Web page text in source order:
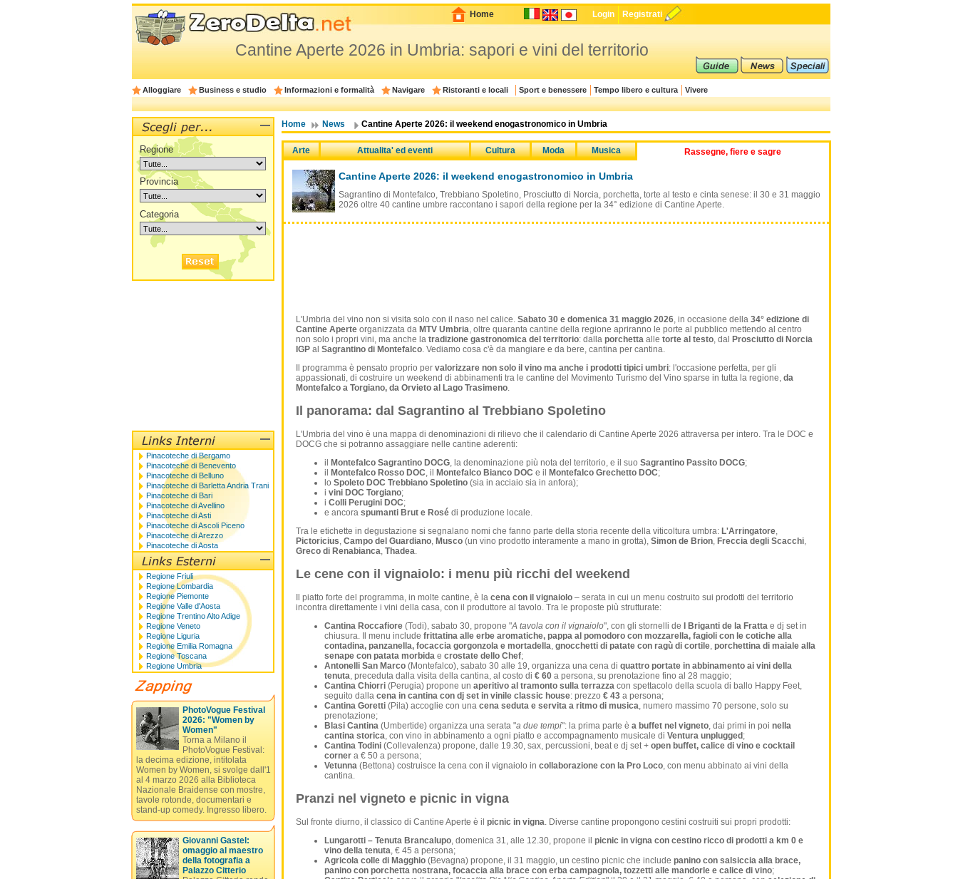
Home Login Registrati
Cantine Aperte 2026 in Umbria: sapori e vini del territorio
Alloggiare Business e studio Informazioni e formalità Navigare Ristoranti e locali Sport e benessere Tempo libero e cultura Vivere
Home News Cantine Aperte 2026: il weekend enogastronomico in Umbria
Arte Attualita' ed eventi Cultura Moda Musica Rassegne, fiere e sagre
Cantine Aperte 2026: il weekend enogastronomico in Umbria
Sagrantino di Montefalco, Trebbiano Spoletino, Prosciutto di Norcia, porchetta, torte al testo e cinta senese: il 30 e 31 maggio
2026 oltre 40 cantine umbre raccontano i sapori della regione per la 34° edizione di Cantine Aperte.
L'Umbria del vino non si visita solo con il naso nel calice. Sabato 30 e domenica 31 maggio 2026, in occasione della 34° edizione di
Cantine Aperteorganizzata da MTV Umbria, oltre quaranta cantine della regione apriranno le porte al pubblico mettendo al centro
non solo i propri vini, ma anche la tradizione gastronomica del territorio: dalla porchettaalle torte al testo, dal Prosciutto di Norcia
IGPal Sagrantino di Montefalco. Vediamo cosa c'è da mangiare e da bere, cantina per cantina.
Il programma è pensato proprio per valorizzare non solo il vino ma anche i prodotti tipici umbri: l'occasione perfetta, per gli
appassionati, di costruire un weekend di abbinamenti tra le cantine del Movimento Turismo del Vino sparse in tutta la regione, da
Montefalco a Torgiano, da Orvieto al Lago Trasimeno.
Il panorama: dal Sagrantino al Trebbiano Spoletino
L'Umbria del vino è una mappa di denominazioni di rilievo che il calendario di Cantine Aperte 2026 attraversa per intero. Tra le DOC e
DOCG che si potranno assaggiare nelle cantine aderenti:
il Montefalco Sagrantino DOCG, la denominazione più nota del territorio, e il suo Sagrantino Passito DOCG;
il Montefalco Rosso DOC, il Montefalco Bianco DOC e il Montefalco Grechetto DOC;
lo Spoleto DOC Trebbiano Spoletino(sia in acciaio sia in anfora);
i vini DOC Torgiano;
i Colli Perugini DOC;
e ancora spumanti Brut e Rosédi produzione locale.
Tra le etichette in degustazione si segnalano nomi che fanno parte della storia recente della viticoltura umbra: L'Arringatore,
Pictoricius, Campo del Guardiano, Musco(un vino prodotto interamente a mano in grotta), Simon de Brion, Freccia degli Scacchi,
Greco di Renabianca, Thadea.
Le cene con il vignaiolo: i menu più ricchi del weekend
Il piatto forte del programma, in molte cantine, è la cena con il vignaiolo– serata in cui un menu costruito sui prodotti del territorio
incontra direttamente i vini della casa, con il produttore al tavolo. Tra le proposte più strutturate:
Cantina Roccafiore(Todi), sabato 30, propone "A tavola con il vignaiolo", con gli stornelli de I Briganti de la Fratta e dj set in
chiusura. Il menu include frittatina alle erbe aromatiche, pappa al pomodoro con mozzarella, fagioli con le cotiche alla
contadina, panzanella, focaccia gorgonzola e mortadella gnocchetti di patate con ragù di cortile, porchettina di maiale alla
senape con patata morbida e crostate dello Chef;
Antonelli San Marco(Montefalco), sabato 30 alle 19, organizza una cena di quattro portate in abbinamento ai vini della
tenuta , preceduta dalla visita della cantina, al costo di € 60a persona, su prenotazione fino al 28 maggio;
Cantina Chiorri(Perugia) propone un aperitivo al tramonto sulla terrazza con spettacolo della scuola di ballo Happy Feet,
seguito dalla cena in cantina con dj set in vinile classic house: prezzo € 43a persona;
Cantina Goretti(Pila) accoglie con una cena seduta e servita a ritmo di musica , numero massimo 70 persone, solo su
prenotazione;
Blasi Cantina (Umbertide) organizza una serata "a due tempi": la prima parte è a buffet nel vigneto, dai primi in poi nella
cantina storica , con vino in abbinamento a ogni piatto e accompagnamento musicale di Ventura unplugged;
Cantina Todini(Collevalenza) propone, dalle 19.30, sax, percussioni, beat e dj set + open buffet, calice di vino e cocktail
cornera € 50 a persona;
Vetunna (Bettona) costruisce la cena con il vignaiolo in collaborazione con la Pro Loco, con menu abbinato ai vini della
cantina.
Pranzi nel vigneto e picnic in vigna
Sul fronte diurno, il classico di Cantine Aperte è il picnic in vigna . Diverse cantine propongono cestini costruiti sui propri prodotti:
Lungarotti – Tenuta Brancalupo, domenica 31, alle 12.30, propone il picnic in vigna con cestino ricco di prodotti a km 0 e
vino della tenuta , € 45 a persona;
Agricola colle di Magghio(Bevagna) propone, il 31 maggio, un cestino picnic che include panino con salsiccia alla brace,
panino con porchetta nostrana, focaccia alla brace con erba campagnola, tozzetti alle mandorle e calice di vino;
Regione
Provincia
Categoria
Pinacoteche di Bergamo
Pinacoteche di Benevento
Pinacoteche di Belluno
Pinacoteche di Barletta Andria Trani
Pinacoteche di Bari
Pinacoteche di Avellino
Pinacoteche di Asti
Pinacoteche di Ascoli Piceno
Pinacoteche di Arezzo
Pinacoteche di Aosta
Regione Friuli
Regione Lombardia
Regione Piemonte
Regione Valle d'Aosta
Regione Trentino Alto Adige
Regione Veneto
Regione Liguria
Regione Emilia Romagna
Regione Toscana
Regione Umbria
PhotoVogue Festival
2026: "Women by
Women"
Torna a Milano il
PhotoVogue Festival:
la decima edizione, intitolata
Women by Women, si svolge dall'1
al 4 marzo 2026 alla Biblioteca
Nazionale Braidense con mostre,
tavole rotonde, documentari e
stand-up comedy. Ingresso libero.
Giovanni Gastel:
omaggio al maestro
della fotografia a
Palazzo Citterio